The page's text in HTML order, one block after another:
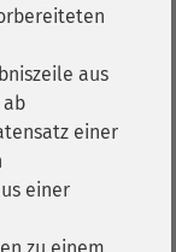
aus
ab
einer
einer